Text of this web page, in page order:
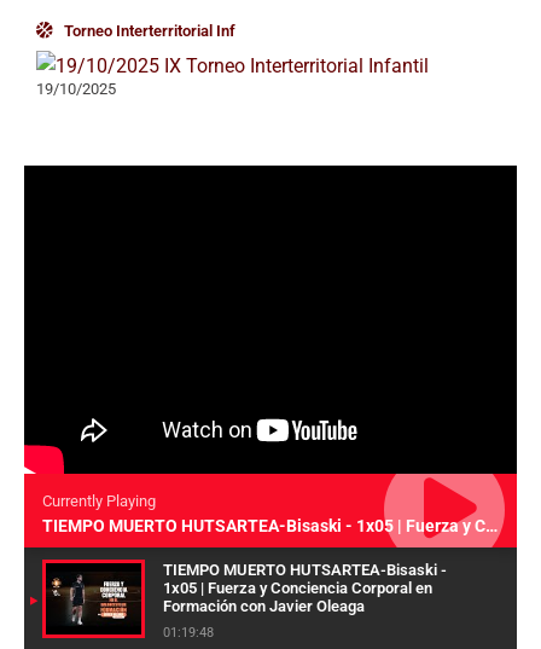
Torneo Interterritorial Inf
19/10/2025
Currently Playing
TIEMPO MUERTO HUTSARTEA-Bisaski - 1x05 | Fuerza y Conciencia Corporal en Formación con Javier Oleaga
TIEMPO MUERTO HUTSARTEA-Bisaski -
1x05 | Fuerza y Conciencia Corporal en
Formación con Javier Oleaga
01:19:48